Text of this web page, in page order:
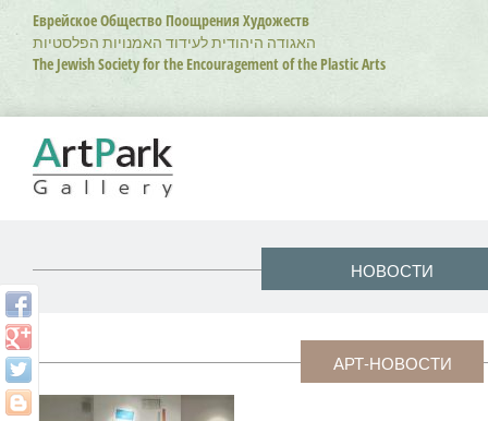
Перейти
основному
содержанию
Еврейское Общество Поощрения Художеств
האגודה היהודית לעידוד האמנויות הפלסטיות
The Jewish Society for the Encouragement of the Plastic Arts
НОВОСТИ
АРТ-НОВОСТИ